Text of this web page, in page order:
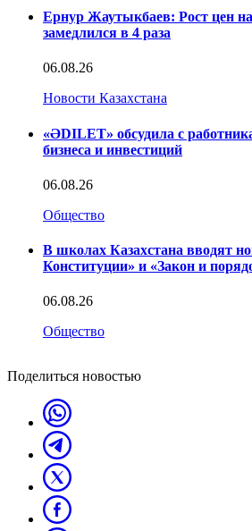
Ернур Жаутыкбаев: Рост цен
замедлился в 4 раза
06.08.26
Новости Казахстана
«ӘDILET» обсудила с
бизнеса и инвестиций
06.08.26
Общество
В школах Казахстана вводят
Конституции» и «Закон и
06.08.26
Общество
Поделиться новостью